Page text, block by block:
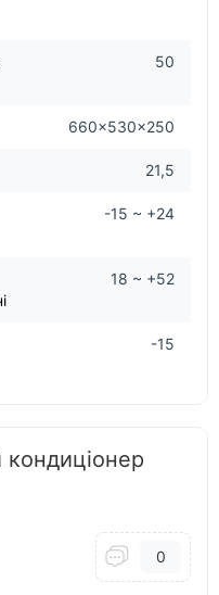
50
660×530×250
21,5
-15 ~ +24
18 ~ +52
-15
кондиціонер
0